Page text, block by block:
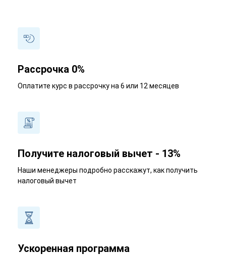
Рассрочка 0%
Оплатите курс в рассрочку на 6 или 12 месяцев
Получите налоговый вычет - 13%
Наши менеджеры подробно расскажут, как получить
налоговый вычет
Ускоренная программа